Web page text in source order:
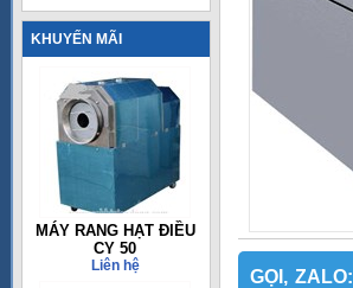
KHUYẾN MÃI
MÁY RANG HẠT ĐIỀU
CY 50
Liên hệ
GỌI, ZALO: